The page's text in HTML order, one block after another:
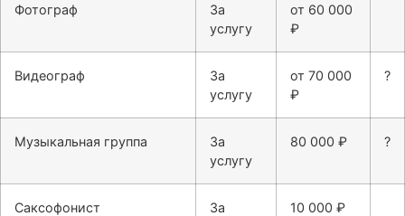
Фотограф
За
услугу
от 60 000
₽
Видеограф
За
услугу
от 70 000
₽
?
Музыкальная группа
За
услугу
80 000 ₽ ?
Саксофонист
За
10 000 ₽